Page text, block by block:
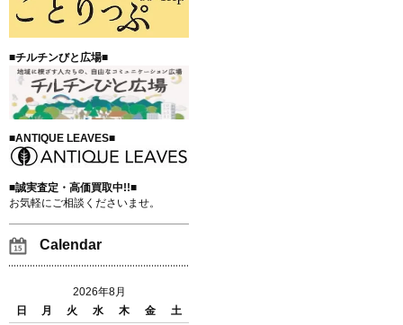
■チルチンびと広場■
■ANTIQUE LEAVES■
■誠実査定・高価買取中!!■
お気軽にご相談くださいませ。
Calendar
2026年8月
日
月 火 水 木 金
土